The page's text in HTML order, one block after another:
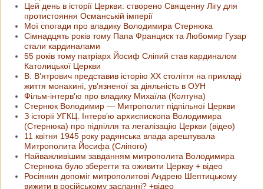
Цей день в історії Церкви: створено Священну Лігу для
протистояння Османській імперії
Мої спогади про владику Володимира Стернюка
Сімнадцять років тому Папа Франциск та Любомир Гузар
стали кардиналами
55 років тому патріарх Йосиф Сліпий став кардиналом
Католицької Церкви
В. В’ятрович представив історію ХХ століття на прикладі
життя монахині, ув’язненої за діяльність в ОУН
Фільм-інтерв'ю про владику Михаїла (Колтуна)
Стернюк Володимир — Митрополит підпільної Церкви
З історії УГКЦ. Інтерв’ю архиєпископа Володимира
(Стернюка) про підпілля та легалізацію Церкви (відео)
11 квітня 1945 року радянська влада арештувала
Митрополита Йосифа (Сліпого)
Найважливішим завданням митрополита Володимира
Стернюка було зберегти та оживити Церкву + відео
Росіянин допоміг митрополитові Андрею Шептицькому
вижити в російському засланні? +відео